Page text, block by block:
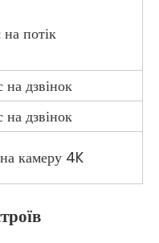
потік
дзвінок
дзвінок
камеру 4K